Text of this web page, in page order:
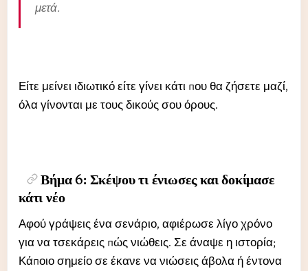
μετά.
Είτε μείνει ιδιωτικό είτε γίνει κάτι που θα ζήσετε μαζί,
όλα γίνονται με τους δικούς σου όρους.
Βήμα 6: Σκέψου τι ένιωσες και δοκίμασε
κάτι νέο
Αφού γράψεις ένα σενάριο, αφιέρωσε λίγο χρόνο
για να τσεκάρεις πώς νιώθεις. Σε άναψε η ιστορία;
Κάποιο σημείο σε έκανε να νιώσεις άβολα ή έντονα